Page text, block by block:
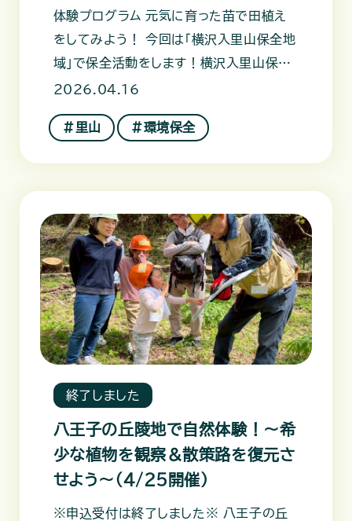
体験プログラム 元気に育った苗で田植え
をしてみよう！ 今回は「横沢入里山保全地
域」で保全活動をします！横沢入里山保全
地域は、あきる野市にある保
2026.04.16
＃里山 ＃環境保全
終了しました
八王子の丘陵地で自然体験！～希
少な植物を観察＆散策路を復元さ
せよう～（4/25開催）
※申込受付は終了しました※ 八王子の丘